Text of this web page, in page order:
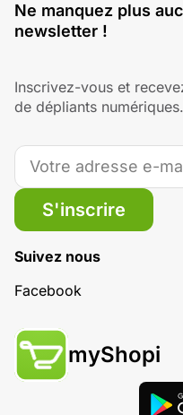
Ne manquez plus
newsletter !
Inscrivez-vous et
de dépliants numériques.
S'inscrire
Suivez nous
Facebook
myShopi